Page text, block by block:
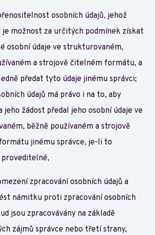
osobních údajů, jehož
je možnost za určitých podmínek získat
osobní údaje ve strukturovaném,
a strojově čitelném formátu, a
předat tyto údaje jinému správci;
údajů má právo i na to, aby
jeho žádost předal jeho osobní údaje ve
běžně používaném a strojově
jinému správce, je-li to
zpracování osobních údajů a
námitku proti zpracování osobních
jsou zpracovávány na základě
zájmů správce nebo třetí strany,